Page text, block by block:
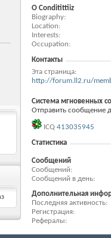
О Conditittiiz
Biography
Location
Interests
Occupation
Контакты
Эта страница
http://forum.ll2.ru/
Система мгновенных
Отправить сообщение
ICQ 413035945
Статистика
Сообщений
Сообщений
Сообщений в день
Дополнительная
Последняя активность
Регистрация
Рефералы